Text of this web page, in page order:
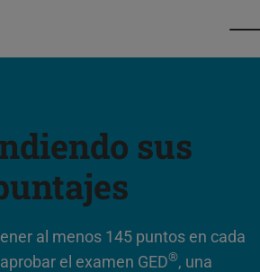
sus
al menos 145 puntos en cada
el examen GED®, una